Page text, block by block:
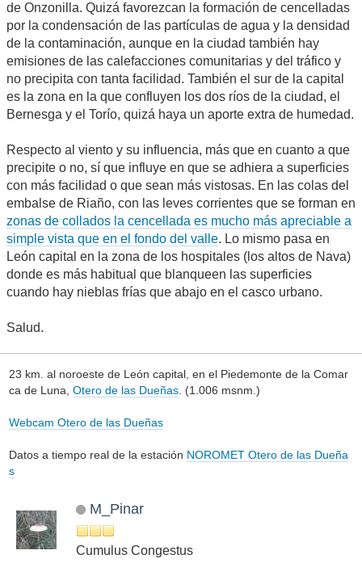
de Onzonilla. Quizá favorezcan la formación de cencelladas
por la condensación de las partículas de agua y la densidad
de la contaminación, aunque en la ciudad también hay
emisiones de las calefacciones comunitarias y del tráfico y
no precipita con tanta facilidad. También el sur de la capital
es la zona en la que confluyen los dos ríos de la ciudad, el
Bernesga y el Torío, quizá haya un aporte extra de humedad.
Respecto al viento y su influencia, más que en cuanto a que
precipite o no, sí que influye en que se adhiera a superficies
con más facilidad o que sean más vistosas. En las colas del
embalse de Riaño, con las leves corrientes que se forman en
zonas de collados la cencellada es mucho más apreciable a
simple vista que en el fondo del valle. Lo mismo pasa en
León capital en la zona de los hospitales (los altos de Nava)
donde es más habitual que blanqueen las superficies
cuando hay nieblas frías que abajo en el casco urbano.
Salud.
23 km. al noroeste de León capital, en el Piedemonte de la Comar
ca de Luna, Otero de las Dueñas. (1.006 msnm.)
Webcam Otero de las Dueñas
Datos a tiempo real de la estación NOROMET Otero de las Dueña
s
M_Pinar
Cumulus Congestus